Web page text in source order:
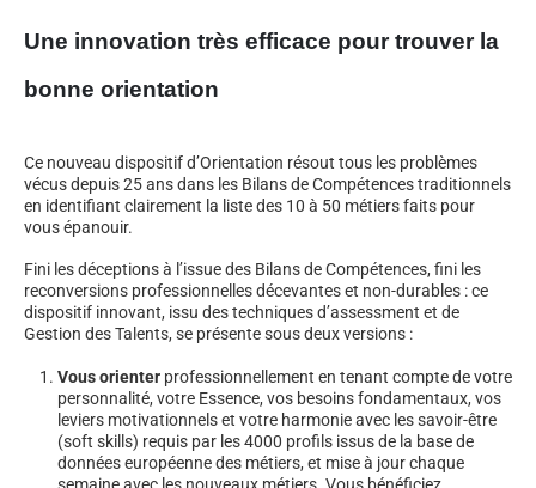
Une innovation très efficace pour trouver la
bonne orientation
Ce nouveau dispositif d’Orientation résout tous les problèmes
vécus depuis 25 ans dans les Bilans de Compétences traditionnels
en identifiant clairement la liste des 10 à 50 métiers faits pour
vous épanouir.
Fini les déceptions à l’issue des Bilans de Compétences, fini les
reconversions professionnelles décevantes et non-durables : ce
dispositif innovant, issu des techniques d’assessment et de
Gestion des Talents, se présente sous deux versions :
Vous orienter professionnellement en tenant compte de votre
personnalité, votre Essence, vos besoins fondamentaux, vos
leviers motivationnels et votre harmonie avec les savoir-être
(soft skills) requis par les 4000 profils issus de la base de
données européenne des métiers, et mise à jour chaque
semaine avec les nouveaux métiers. Vous bénéficiez